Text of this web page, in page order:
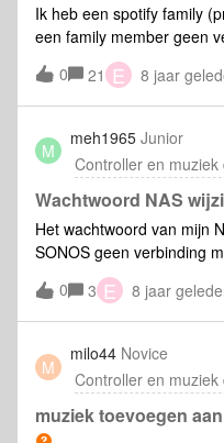
Ik heb een spotify family
een family member geen
speakers via de spotify
moet ik zeggen) en in de
accounts bij de spotify
in de spotify app zie ik
available' maar wil deze
gewerkt tot ongeveer
of de sonos update of een
Het heeft ook even(!)
spotify app en nu doet het het weer
het 'family owner' account
te kunnen
0 21 E 8 jaar
M
meh1965 Junior
Controller en muziek
Wachtwoord NAS
Het wachtwoord van mijn
SONOS geen verbinding
kan ik in de SONOS
0 3 E 8 jaar
M
milo44 Novice
Controller en muziek
muziek toevoegen